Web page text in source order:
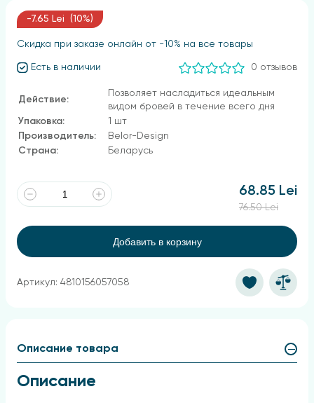
-7.65 Lei (10%)
Скидка при заказе онлайн от -10% на все товары
Есть в наличии 0 отзывов
Действие:
Позволяет насладиться идеальным
видом бровей в течение всего дня
Упаковка:
1 шт
Производитель:
Belor-Design
Страна:
Беларусь
68.85 Lei
76.50 Lei
Добавить в корзину
Артикул: 4810156057058
Описание товара
Описание